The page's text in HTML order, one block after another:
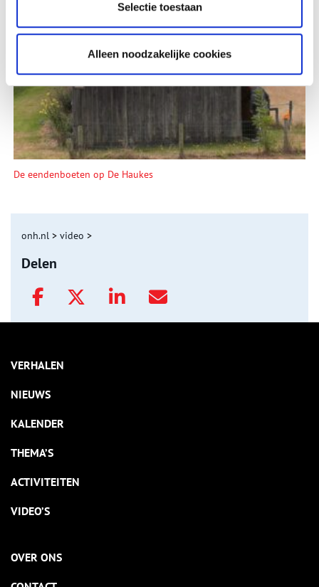
Selectie toestaan
Alleen noodzakelijke cookies
Tien verdwenen pretparken
De eendenboeten op De Haukes
onh.nl > video >
Delen
VERHALEN
NIEUWS
KALENDER
THEMA’S
ACTIVITEITEN
VIDEO’S
OVER ONS